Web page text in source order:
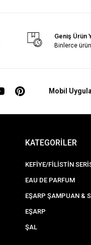
Geniş Ürün
Binlerce
Mobil
KATEGORİLER
KEFİYE/FİLİSTİN
EAU DE PARFUM
EŞARP ŞAMPUAN &
EŞARP
ŞAL